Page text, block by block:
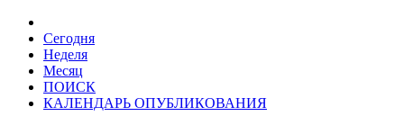
Сегодня
Неделя
Месяц
ПОИСК
КАЛЕНДАРЬ ОПУБЛИКОВАНИЯ